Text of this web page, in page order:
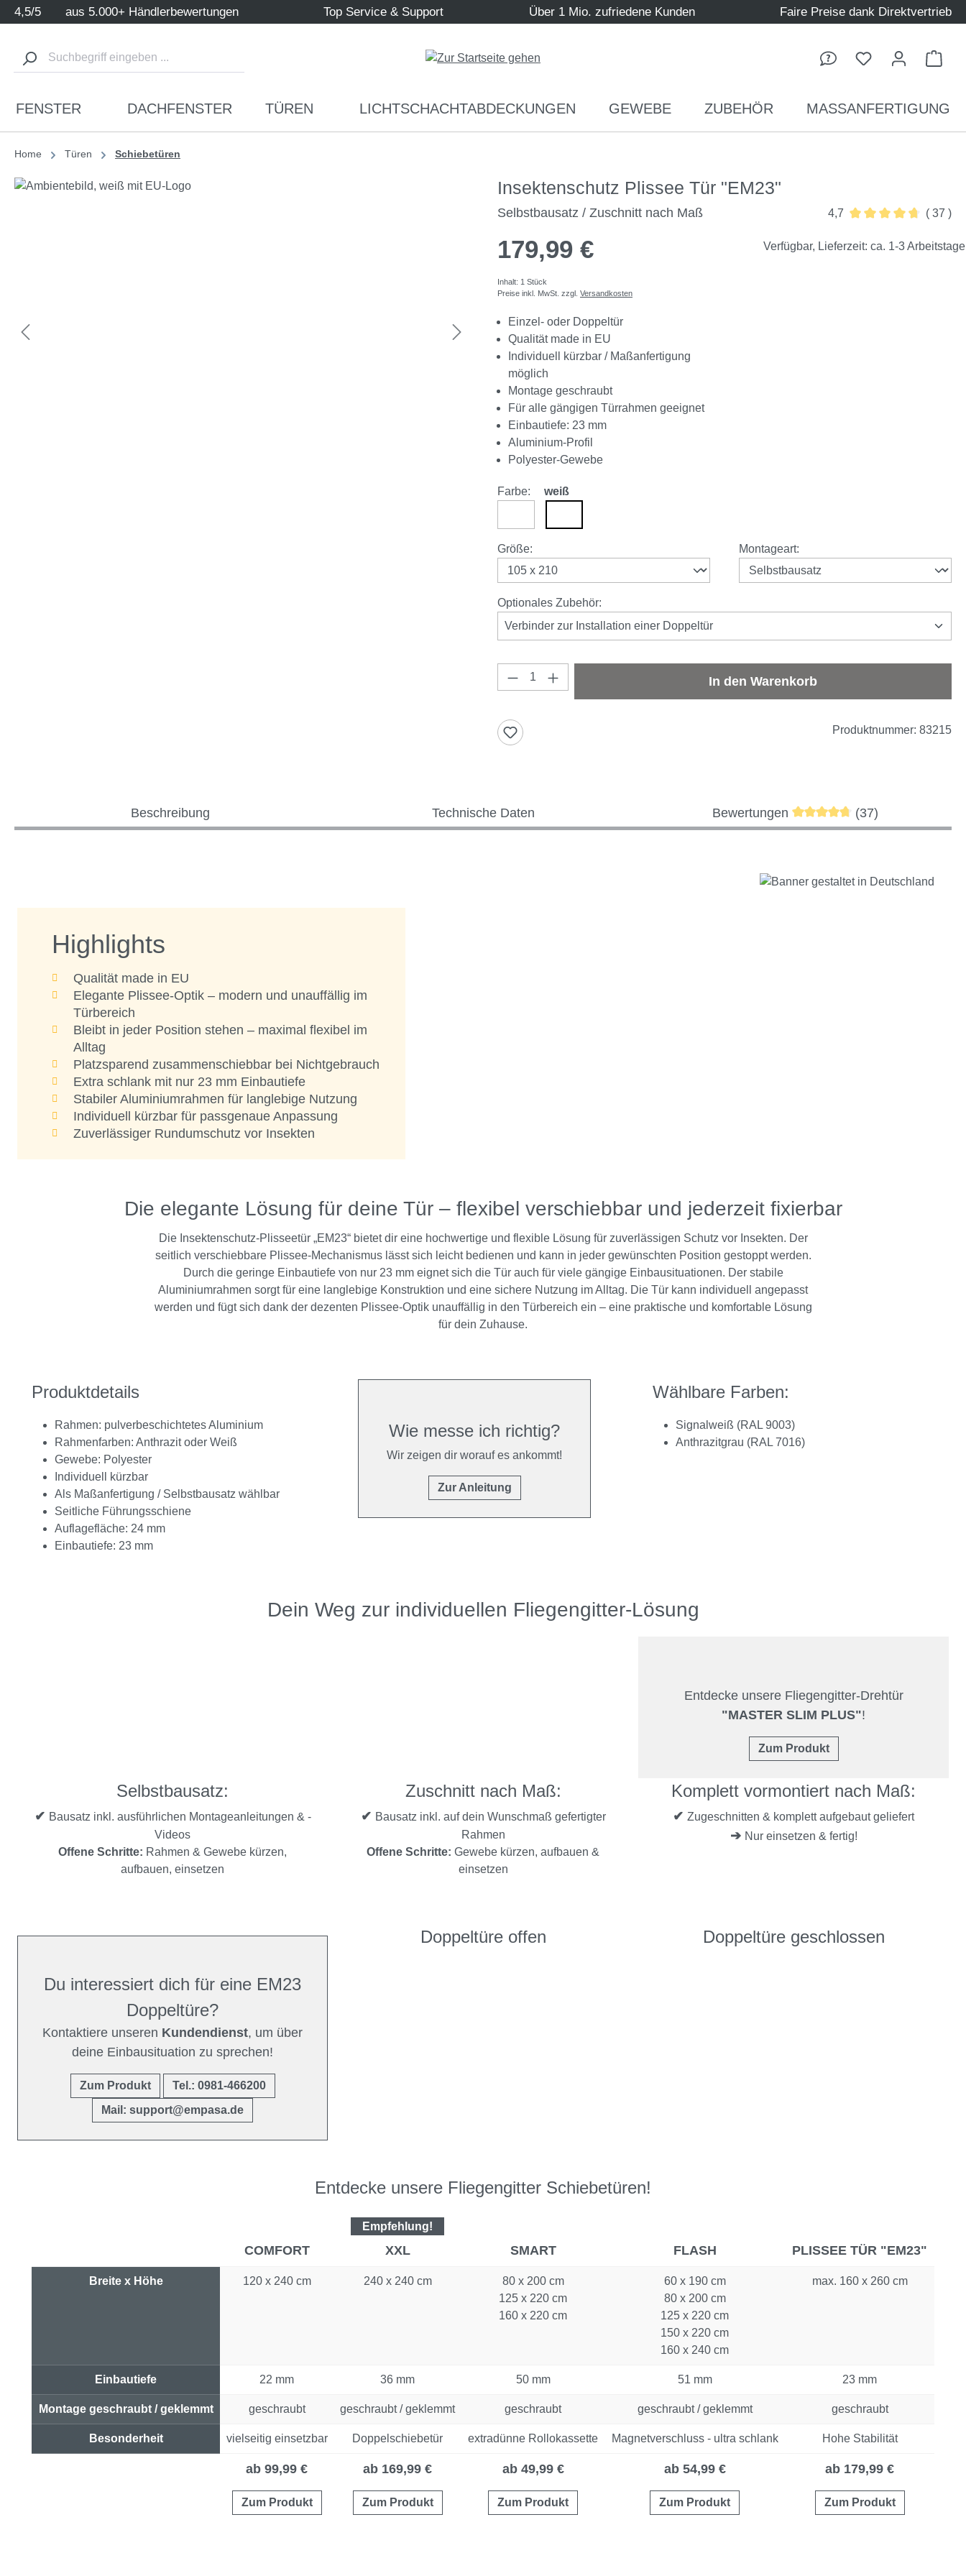
Hauptinhalt springen
Zur Suche springen
Zur Hauptnavigation springen
4,5/5 aus 5.000+ Händlerbewertungen Top Service & Support Über 1 Mio. zufriedene Kunden Faire Preise dank Direktvertrieb
FENSTER DACHFENSTER TÜREN LICHTSCHACHTABDECKUNGEN GEWEBE ZUBEHÖR MASSANFERTIGUNG
Home Türen Schiebetüren
Bildergalerie überspringen Insektenschutz Plissee Tür "EM23"
Selbstbausatz / Zuschnitt nach Maß
4,7
( 37 )
179,99 €
Inhalt: 1 Stück
Preise inkl. MwSt. zzgl. Versandkosten
Einzel- oder Doppeltür
Qualität made in EU
Individuell kürzbar / Maßanfertigung
möglich
Montage geschraubt
Für alle gängigen Türrahmen geeignet
Einbautiefe: 23 mm
Aluminium-Profil
Polyester-Gewebe
Verfügbar, Lieferzeit: ca. 1-3 Arbeitstage
Farbe: weiß
Größeauswählen
: Montageartauswählen
:
Optionales Zubehör:
Verbinder zur Installation einer Doppeltür
Produkt Anzahl: Gib den gewünschten Wert ein oder
In den Warenkorb
Produktnummer: 83215
Beschreibung Technische Daten BewertungenDurchschnittliche Bewertung
(37)
Highlights
Qualität made in EU
Elegante Plissee-Optik – modern und unauffällig im
Türbereich
Bleibt in jeder Position stehen – maximal flexibel im
Alltag
Platzsparend zusammenschiebbar bei Nichtgebrauch
Extra schlank mit nur 23 mm Einbautiefe
Stabiler Aluminiumrahmen für langlebige Nutzung
Individuell kürzbar für passgenaue Anpassung
Zuverlässiger Rundumschutz vor Insekten
Die elegante Lösung für deine Tür – flexibel verschiebbar und jederzeit fixierbar
Die Insektenschutz-Plisseetür „EM23“ bietet dir eine hochwertige und flexible Lösung für zuverlässigen Schutz vor Insekten. Der
seitlich verschiebbare Plissee-Mechanismus lässt sich leicht bedienen und kann in jeder gewünschten Position gestoppt werden.
Durch die geringe Einbautiefe von nur 23 mm eignet sich die Tür auch für viele gängige Einbausituationen. Der stabile
Aluminiumrahmen sorgt für eine langlebige Konstruktion und eine sichere Nutzung im Alltag. Die Tür kann individuell angepasst
werden und fügt sich dank der dezenten Plissee-Optik unauffällig in den Türbereich ein – eine praktische und komfortable Lösung
für dein Zuhause.
Produktdetails
Rahmen: pulverbeschichtetes Aluminium
Rahmenfarben: Anthrazit oder Weiß
Gewebe: Polyester
Individuell kürzbar
Als Maßanfertigung / Selbstbausatz wählbar
Seitliche Führungsschiene
Auflagefläche: 24 mm
Einbautiefe: 23 mm
Wie messe ich richtig?
Wir zeigen dir worauf es ankommt!
Zur Anleitung
Wählbare Farben:
Signalweiß (RAL 9003)
Anthrazitgrau (RAL 7016)
Dein Weg zur individuellen Fliegengitter-Lösung
Entdecke unsere Fliegengitter-Drehtür
"MASTER SLIM PLUS"!
Zum Produkt
Selbstbausatz:
✔ Bausatz inkl. ausführlichen Montageanleitungen & -
Videos
Offene Schritte: Rahmen & Gewebe kürzen,
aufbauen, einsetzen
Zuschnitt nach Maß:
✔ Bausatz inkl. auf dein Wunschmaß gefertigter
Rahmen
Offene Schritte: Gewebe kürzen, aufbauen &
einsetzen
Komplett vormontiert nach Maß:
✔ Zugeschnitten & komplett aufgebaut geliefert
➔ Nur einsetzen & fertig!
Du interessiert dich für eine EM23
Doppeltüre?
Kontaktiere unseren Kundendienst, um über
deine Einbausituation zu sprechen!
Zum Produkt
Tel.: 0981-466200
Mail: support@empasa.de
Doppeltüre offen Doppeltüre geschlossen
Entdecke unsere Fliegengitter Schiebetüren!
COMFORT
Empfehlung!
XXL SMART FLASH PLISSEE TÜR "EM23"
Breite x Höhe 120 x 240 cm 240 x 240 cm
80 x 200 cm
125 x 220 cm
160 x 220 cm
60 x 190 cm
80 x 200 cm
125 x 220 cm
150 x 220 cm
160 x 240 cm
max. 160 x 260 cm
Einbautiefe 22 mm 36 mm 50 mm 51 mm 23 mm
Montage geschraubt / geklemmt geschraubt geschraubt / geklemmt geschraubt geschraubt / geklemmt geschraubt
Besonderheit vielseitig einsetzbar Doppelschiebetür extradünne Rollokassette Magnetverschluss - ultra schlank
Hohe Stabilität
ab 99,99 €
Zum Produkt
ab 169,99 €
Zum Produkt
ab 49,99 €
Zum Produkt
ab 54,99 €
Zum Produkt
ab 179,99 €
Zum Produkt